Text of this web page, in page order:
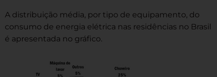
A distribuição média, por tipo de equipamento, do
consumo de energia elétrica nas residências no Brasil
é apresentada no gráfico.